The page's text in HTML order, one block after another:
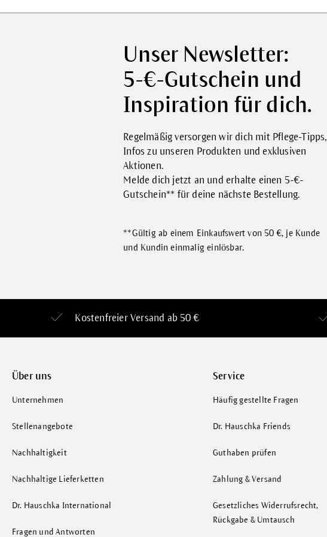
Unser Newsletter:
5-€-Gutschein und
Inspiration für dich.
Regelmäßig versorgen wir dich mit Pflege-Tipps,
Infos zu unseren Produkten und exklusiven
Aktionen.
Melde dich jetzt an und erhalte einen 5-€-
Gutschein** für deine nächste Bestellung.
**Gültig ab einem Einkaufswert von 50 €, je Kunde
und Kundin einmalig einlösbar.
Kostenfreier Versand ab 50 €
Über uns
Unternehmen
Stellenangebote
Nachhaltigkeit
Nachhaltige Lieferketten
Dr. Hauschka International
Fragen und Antworten
Service
Häufig gestellte Fragen
Dr. Hauschka Friends
Guthaben prüfen
Zahlung & Versand
Gesetzliches Widerrufsrecht,
Rückgabe & Umtausch